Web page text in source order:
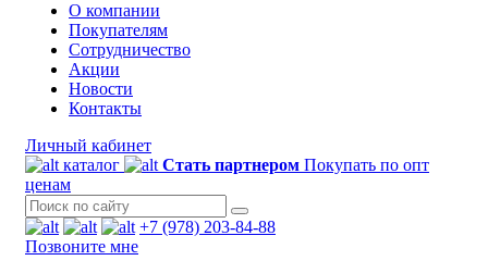
О компании
Покупателям
Сотрудничество
Акции
Новости
Контакты
Личный кабинет
каталог
Стать партнером Покупать по опт
ценам
+7 (978) 203-84-88
Позвоните мне